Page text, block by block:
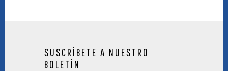
SUSCRÍBETE A NUESTRO
BOLETÍN